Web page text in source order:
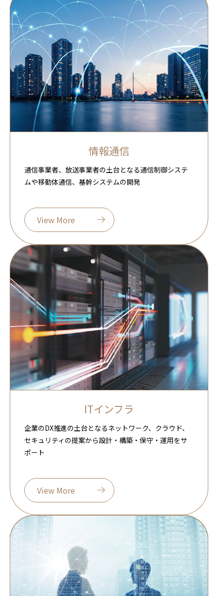
情報通信
通信事業者、放送事業者の土台となる通信制御システ
ムや移動体通信、基幹システムの開発
View More
ITインフラ
企業のDX推進の土台となるネットワーク、クラウド、
セキュリティの提案から設計・構築・保守・運用をサ
ポート
View More